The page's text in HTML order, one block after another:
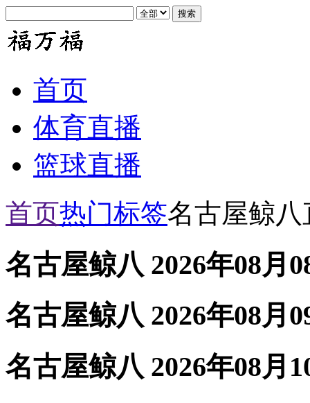
首页
体育直播
篮球直播
首页热门标签名古屋鲸八
名古屋鲸八 2026年08月
名古屋鲸八 2026年08月
名古屋鲸八 2026年08月